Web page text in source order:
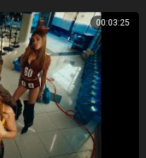
00:03:25